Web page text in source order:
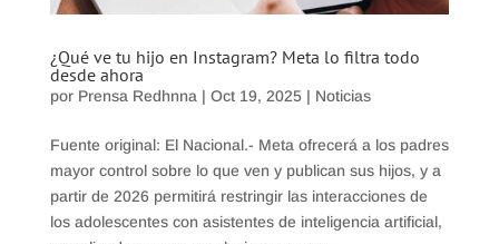
¿Qué ve tu hijo en Instagram? Meta lo filtra todo
desde ahora
por Prensa Redhnna| Oct 19, 2025| Noticias
Fuente original: El Nacional.- Meta ofrecerá a los padres
mayor control sobre lo que ven y publican sus hijos, y a
partir de 2026 permitirá restringir las interacciones de
los adolescentes con asistentes de inteligencia artificial,